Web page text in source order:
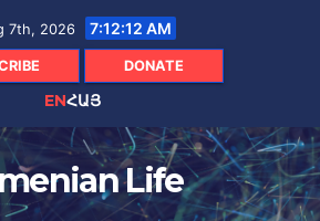
7th, 2026 7:12:14 AM
DONATE
ENՀԱՅ
Life